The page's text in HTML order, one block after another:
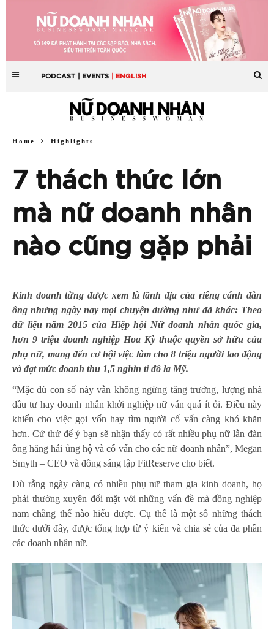
PODCAST | EVENTS | ENGLISH
Home Highlights
7 thách thức lớn
mà nữ doanh nhân
nào cũng gặp phải
Kinh doanh từng được xem là lãnh địa của riêng cánh đàn
ông nhưng ngày nay mọi chuyện dường như đã khác: Theo
dữ liệu năm 2015 của Hiệp hội Nữ doanh nhân quốc gia,
hơn 9 triệu doanh nghiệp Hoa Kỳ thuộc quyền sở hữu của
phụ nữ, mang đến cơ hội việc làm cho 8 triệu người lao động
và đạt mức doanh thu 1,5 nghìn tỉ đô la Mỹ.
“Mặc dù con số này vẫn không ngừng tăng trưởng, lượng nhà
đầu tư hay doanh nhân khởi nghiệp nữ vẫn quá ít ỏi. Điều này
khiến cho việc gọi vốn hay tìm người cố vấn càng khó khăn
hơn. Cứ thử để ý bạn sẽ nhận thấy có rất nhiều phụ nữ lẫn đàn
ông hăng hái ủng hộ và cố vấn cho các nữ doanh nhân”, Megan
Smyth – CEO và đồng sáng lập FitReserve cho biết.
Dù rằng ngày càng có nhiều phụ nữ tham gia kinh doanh, họ
phải thường xuyên đối mặt với những vấn đề mà đồng nghiệp
nam chẳng thể nào hiểu được. Cụ thể là một số những thách
thức dưới đây, được tổng hợp từ ý kiến và chia sẻ của đa phần
các doanh nhân nữ.